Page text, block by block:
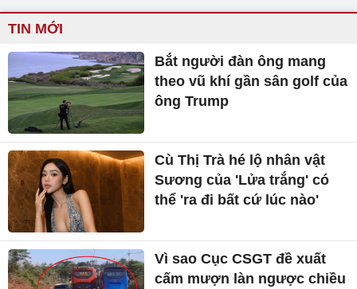
TIN MỚI
Bắt người đàn ông mang
theo vũ khí gần sân golf của
ông Trump
Cù Thị Trà hé lộ nhân vật
Sương của 'Lửa trắng' có
thể 'ra đi bất cứ lúc nào'
Vì sao Cục CSGT đề xuất
cấm mượn làn ngược chiều